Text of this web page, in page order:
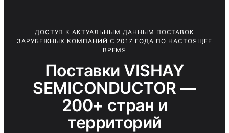
ДОСТУП К АКТУАЛЬНЫМ ДАННЫМ ПОСТАВОК
ЗАРУБЕЖНЫХ КОМПАНИЙ С 2017 ГОДА ПО НАСТОЯЩЕЕ
ВРЕМЯ
Поставки VISHAY
SEMICONDUCTOR —
200+ стран и
территорий